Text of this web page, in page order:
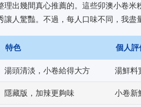
理出幾間真心推薦的。這些卯澳小卷
人驚豔。不過，每人口味不同，我盡
特色 個人評
湯頭清淡，小卷給得大方 湯鮮料
隱藏版，加辣更夠味 小卷新